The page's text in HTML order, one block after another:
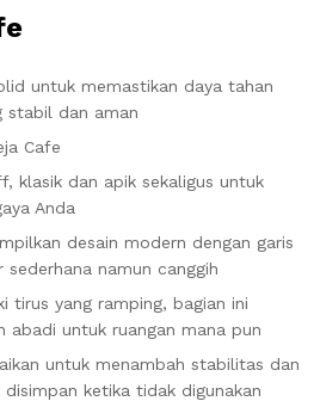
untuk memastikan daya tahan
stabil dan aman
Cafe
klasik dan apik sekaligus untuk
Anda
desain modern dengan garis
namun canggih
tirus yang ramping, bagian ini
abadi untuk ruangan mana pun
untuk menambah stabilitas dan
ketika tidak digunakan